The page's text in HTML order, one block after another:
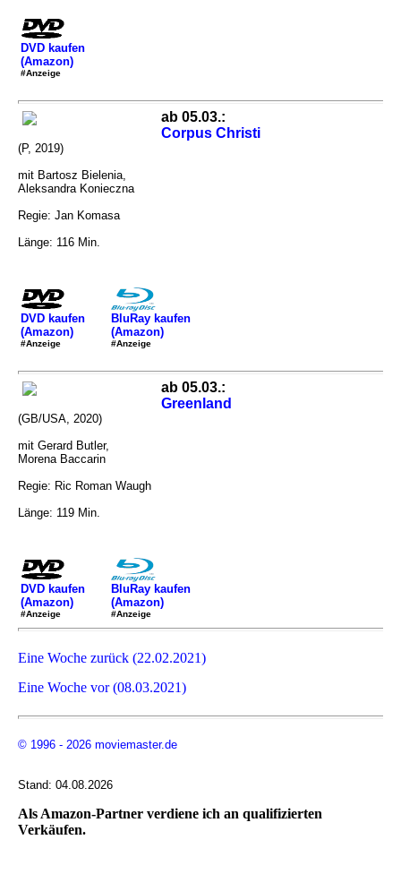
DVD kaufen
(Amazon)
#Anzeige
ab 05.03.:
Corpus Christi
(P, 2019)
mit Bartosz Bielenia,
Aleksandra Konieczna
Regie: Jan Komasa
Länge: 116 Min.
DVD kaufen
(Amazon)
#Anzeige
BluRay kaufen
(Amazon)
#Anzeige
ab 05.03.:
Greenland
(GB/USA, 2020)
mit Gerard Butler,
Morena Baccarin
Regie: Ric Roman Waugh
Länge: 119 Min.
DVD kaufen
(Amazon)
#Anzeige
BluRay kaufen
(Amazon)
#Anzeige
Eine Woche zurück (22.02.2021)
Eine Woche vor (08.03.2021)
© 1996 - 2026 moviemaster.de
Stand: 04.08.2026
Als Amazon-Partner verdiene ich an qualifizierten
Verkäufen.